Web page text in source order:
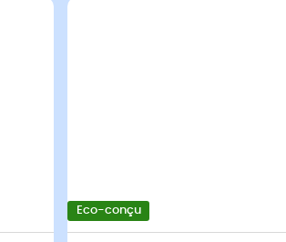
Eco-conçu